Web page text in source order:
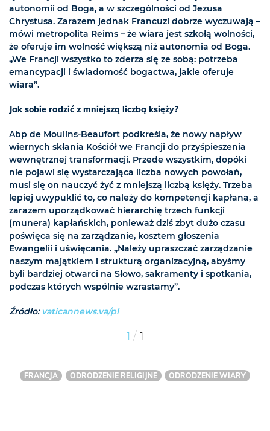
autonomii od Boga, a w szczególności od Jezusa
Chrystusa. Zarazem jednak Francuzi dobrze wyczuwają –
mówi metropolita Reims – że wiara jest szkołą wolności,
że oferuje im wolność większą niż autonomia od Boga.
„We Francji wszystko to zderza się ze sobą: potrzeba
emancypacji i świadomość bogactwa, jakie oferuje
wiara”.
Jak sobie radzić z mniejszą liczbą księży?
Abp de Moulins-Beaufort podkreśla, że nowy napływ
wiernych skłania Kościół we Francji do przyśpieszenia
wewnętrznej transformacji. Przede wszystkim, dopóki
nie pojawi się wystarczająca liczba nowych powołań,
musi się on nauczyć żyć z mniejszą liczbą księży. Trzeba
lepiej uwypuklić to, co należy do kompetencji kapłana, a
zarazem uporządkować hierarchię trzech funkcji
(munera) kapłańskich, ponieważ dziś zbyt dużo czasu
poświęca się na zarządzanie, kosztem głoszenia
Ewangelii i uświęcania. „Należy upraszczać zarządzanie
naszym majątkiem i strukturą organizacyjną, abyśmy
byli bardziej otwarci na Słowo, sakramenty i spotkania,
podczas których wspólnie wzrastamy”.
Źródło: vaticannews.va/pl
1 / 1
FRANCJA ODRODZENIE RELIGIJNE ODRODZENIE WIARY